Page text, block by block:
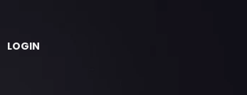
LOGIN